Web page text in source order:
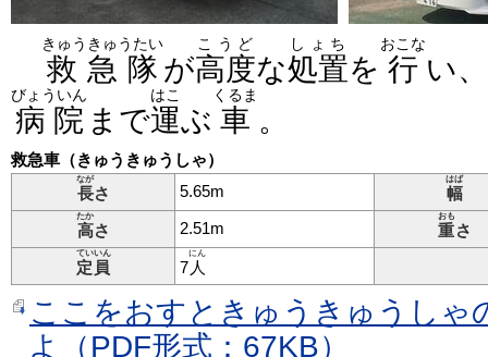
救急隊
きゅうきゅうたい
が高度
こうど
な処置
しょち
を 行
おこな
い、
病院
びょういん
まで運
はこ
ぶ 車
くるま
。
救急車（きゅうきゅうしゃ）
長
なが
さ 5.65m 幅
はば
高
たか
さ 2.51m 重
おも
さ
定員
ていいん
7 人
にん
ここをおすときゅうきゅうしゃ
よ（PDF形式：67KB）